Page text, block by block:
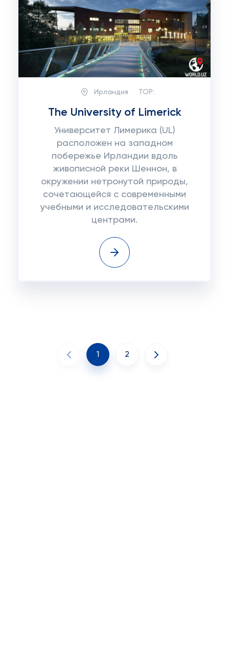
Ирландия TOP:
The University of Limerick
Университет Лимерика (UL)
расположен на западном
побережье Ирландии вдоль
живописной реки Шеннон, в
окружении нетронутой природы,
сочетающейся с современными
учебными и исследовательскими
центрами.
1 2